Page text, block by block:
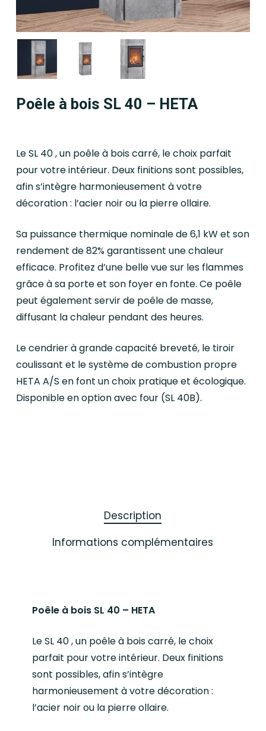
Poêle à bois SL 40 – HETA
Le SL 40 , un poêle à bois carré, le choix parfait
pour votre intérieur. Deux finitions sont possibles,
afin s’intègre harmonieusement à votre
décoration : l’acier noir ou la pierre ollaire.
Sa puissance thermique nominale de 6,1 kW et son
rendement de 82% garantissent une chaleur
efficace. Profitez d’une belle vue sur les flammes
grâce à sa porte et son foyer en fonte. Ce poêle
peut également servir de poêle de masse,
diffusant la chaleur pendant des heures.
Le cendrier à grande capacité breveté, le tiroir
coulissant et le système de combustion propre
HETA A/S en font un choix pratique et écologique.
Disponible en option avec four (SL 40B).
Description
Informations complémentaires
Poêle à bois SL 40 – HETA
Le SL 40 , un poêle à bois carré, le choix
parfait pour votre intérieur. Deux finitions
sont possibles, afin s’intègre
harmonieusement à votre décoration :
l’acier noir ou la pierre ollaire.